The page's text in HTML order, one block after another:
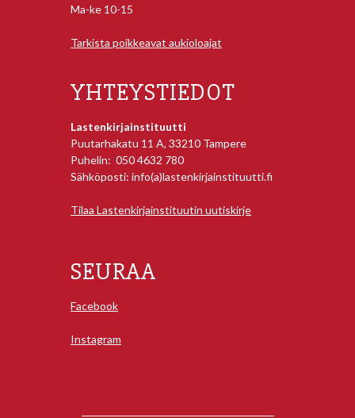
Ma-ke 10-15
Tarkista poikkeavat aukioloajat
YHTEYSTIEDOT
Lastenkirjainstituutti
Puutarhakatu 11 A, 33210 Tampere
Puhelin: 050 4632 780
Sähköposti: info(a)lastenkirjainstituutti.fi
Tilaa Lastenkirjainstituutin uutiskirje
SEURAA
Facebook
Instagram